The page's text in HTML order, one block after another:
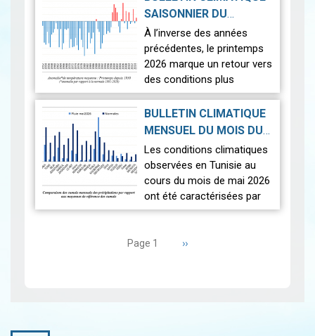
aux normales ont été
observées sur l'en…
SAISONNIER DU
PRINTEMPS 2026|
2026-07-02
À l’inverse des années
précédentes, le printemps
2026 marque un retour vers
des conditions plus
proches de la normale,
avec un léger excédent
thermique de +0,3 °c
Nous r…
BULLETIN CLIMATIQUE
MENSUEL DU MOIS DU
MAI 2026|2026-06-17
Les conditions climatiques
observées en Tunisie au
cours du mois de mai 2026
ont été caractérisées par
des températures proches
répartition spatiale
Page 1 Page
››